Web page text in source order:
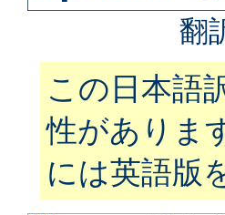
翻
この日本語
性がありま
には英語版